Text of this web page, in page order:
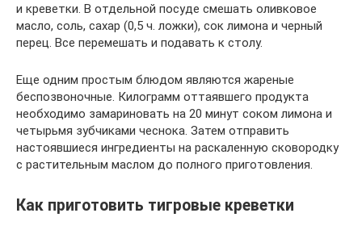
и креветки. В отдельной посуде смешать оливковое
масло, соль, сахар (0,5 ч. ложки), сок лимона и черный
перец. Все перемешать и подавать к столу.
Еще одним простым блюдом являются жареные
беспозвоночные. Килограмм оттаявшего продукта
необходимо замариновать на 20 минут соком лимона и
четырьмя зубчиками чеснока. Затем отправить
настоявшиеся ингредиенты на раскаленную сковородку
с растительным маслом до полного приготовления.
Как приготовить тигровые креветки